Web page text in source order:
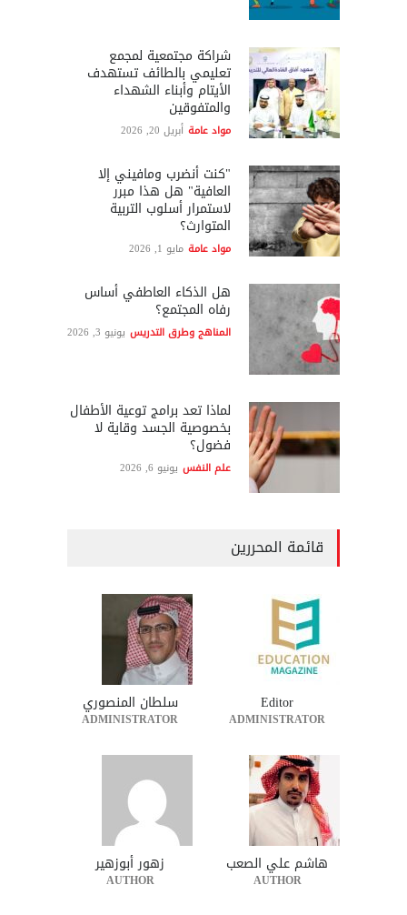
شراكة مجتمعية لمجمع
تعليمي بالطائف تستهدف
الأيتام وأبناء الشهداء
والمتفوقين
مواد عامة أبريل 20, 2026
"كنت أنضرب ومافيني إلا
العافية" هل هذا مبرر
لاستمرار أسلوب التربية
المتوارث؟
مواد عامة مايو 1, 2026
هل الذكاء العاطفي أساس
رفاه المجتمع؟
المناهج وطرق التدريس يونيو 3, 2026
لماذا تعد برامج توعية الأطفال
بخصوصية الجسد وقاية لا
فضول؟
علم النفس يونيو 6, 2026
قائمة المحررين
Editor
ADMINISTRATOR
سلطان المنصوري
ADMINISTRATOR
هاشم علي الصعب
AUTHOR
زهور أبوزهير
AUTHOR